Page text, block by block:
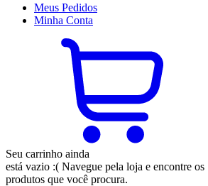
Meus Pedidos
Minha Conta
Seu carrinho ainda
está vazio :( Navegue pela loja e encontre os
produtos que você procura.